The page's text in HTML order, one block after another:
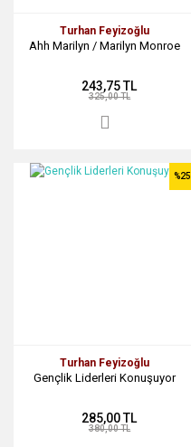
Turhan Feyizoğlu
Ahh Marilyn / Marilyn Monroe
243,75 TL
325,00 TL
Turhan Feyizoğlu
Gençlik Liderleri Konuşuyor
%25
285,00 TL
380,00 TL